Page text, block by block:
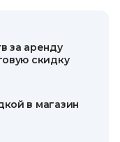
за аренду
скидку
в ​​магазин